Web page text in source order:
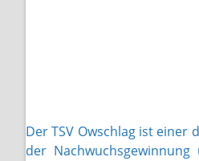
Der TSV Owschlag ist einer
der